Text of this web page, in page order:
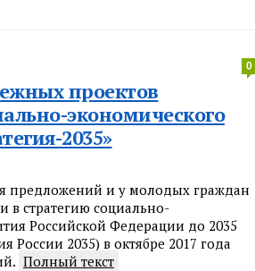
0
проектов
экономического
2035»
предложений и у молодых граждан
в стратегию социально-
Российской Федерации до 2035
России 2035) в октябре 2017 года
Полный текст